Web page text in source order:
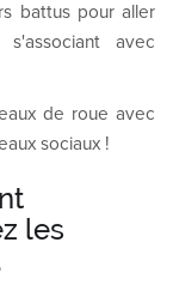
battus pour aller
avec
de roue avec
sociaux !
les